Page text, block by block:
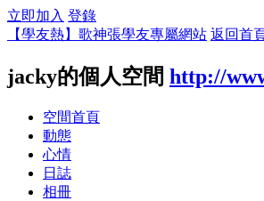
立即加入 登錄
【學友熱】歌神張學友專屬網站 返回首
jacky的個人空間 http://
空間首頁
動態
心情
日誌
相冊